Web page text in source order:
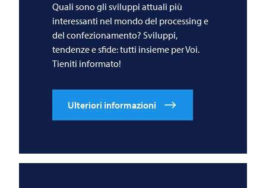
Quali sono gli sviluppi attuali più
interessanti nel mondo del processing e
del confezionamento? Sviluppi,
tendenze e sfide: tutti insieme per Voi.
Tieniti informato!
Ulteriori informazioni